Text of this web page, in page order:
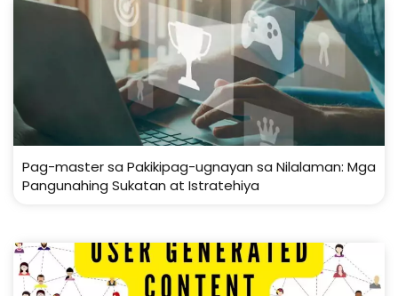
Pag-master sa Pakikipag-ugnayan sa Nilalaman: Mga
Pangunahing Sukatan at Istratehiya